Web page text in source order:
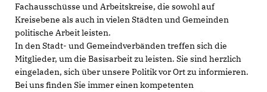
Fachausschüsse und Arbeitskreise, die sowohl auf
Kreisebene als auch in vielen Städten und Gemeinden
politische Arbeit leisten.
In den Stadt- und Gemeindverbänden treffen sich die
Mitglieder, um die Basisarbeit zu leisten. Sie sind herzlich
eingeladen, sich über unsere Politik vor Ort zu informieren.
Bei uns finden Sie immer einen kompetenten